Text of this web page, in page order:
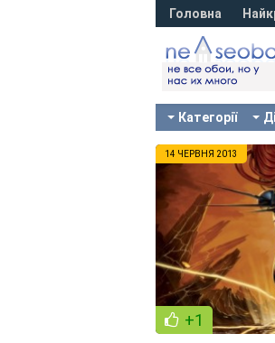
Головна
Категорії
14 ЧЕРВНЯ 2013
+1